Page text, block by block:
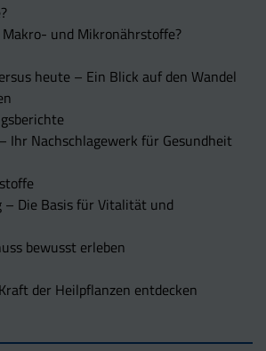
und Mikronährstoffe?
heute – Ein Blick auf den Wandel
Ihr Nachschlagewerk für Gesundheit
– Die Basis für Vitalität und
bewusst erleben
der Heilpflanzen entdecken